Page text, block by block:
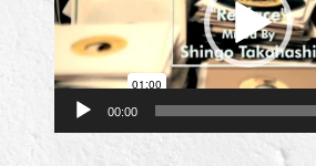
ー
00:00